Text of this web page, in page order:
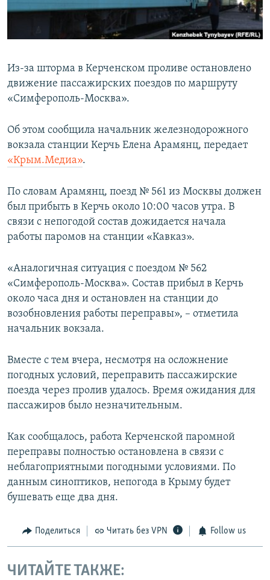
ПОБЕДИТЕЛЕЙ НЕ СУДЯТ?
КРЫМ.НЕПОКОРЕННЫЙ
УКРАИНСКАЯ ПРОБЛЕМА КРЫМА
ПРИСОЕДИНЯЙТЕСЬ!
Все сайты RFE/RL
Из-за шторма в Керченском проливе остановлено
движение пассажирских поездов по маршруту
«Симферополь-Москва».
Об этом сообщила начальник железнодорожного
вокзала станции Керчь Елена Арамянц, передает
«Крым.Медиа».
По словам Арамянц, поезд № 561 из Москвы должен
был прибыть в Керчь около 10:00 часов утра. В
связи с непогодой состав дожидается начала
работы паромов на станции «Кавказ».
«Аналогичная ситуация с поездом № 562
«Симферополь-Москва». Состав прибыл в Керчь
около часа дня и остановлен на станции до
возобновления работы переправы», – отметила
начальник вокзала.
Вместе с тем вчера, несмотря на осложнение
погодных условий, переправить пассажирские
поезда через пролив удалось. Время ожидания для
пассажиров было незначительным.
Как сообщалось, работа Керченской паромной
переправы полностью остановлена в связи с
неблагоприятными погодными условиями. По
данным синоптиков, непогода в Крыму будет
бушевать еще два дня.
Поделиться Читать без VPN Follow us
ЧИТАЙТЕ ТАКЖЕ: